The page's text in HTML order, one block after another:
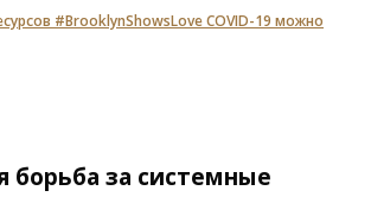
#BrooklynShowsLove COVID-19 можно
борьба за системные